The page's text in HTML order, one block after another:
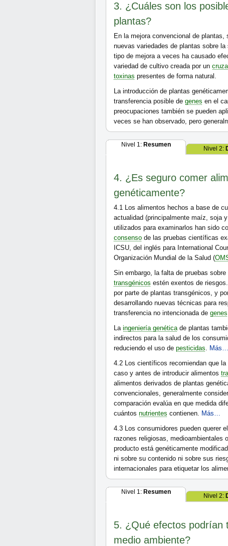
3. ¿Cuáles son los
plantas?
En la mejora convencional de
nuevas variedades de plantas sobre
tipo de mejora a veces ha causado
variedad de cultivo creada por un
toxinas presentes de forma natural.
La introducción de plantas
transferencia posible de genes en el
preocupaciones también se pueden
veces se han observado, pero
Nivel 1: Resumen
Nivel 2:
4. ¿Es seguro comer
genéticamente?
4.1 Los alimentos hechos a base de
actualidad (principalmente maíz, soja y
utilizados para examinarlos han sido
consenso de las pruebas científicas
ICSU, del inglés para International
Organización Mundial de la Salud (
Sin embargo, la falta de pruebas
transgénicos estén exentos de
por parte de plantas transgénicos, y
desarrollando nuevas técnicas para
transferencia no intencionada de genes
La ingeniería genéticade plantas
indirectos para la salud de los
reduciendo el uso de pesticidas. Más…
4.2 Los científicos recomiendan que
caso y antes de introducir alimentos
alimentos derivados de plantas
convencionales, generalmente
comparación evalúa en que medida
cuántos nutrientes contienen. Más…
4.3 Los consumidores pueden querer
razones religiosas, medioambientales
producto está genéticamente
ni sobre su contenido ni sobre sus
internacionales para etiquetar los
Nivel 1: Resumen
Nivel 2:
5. ¿Qué efectos podrían
medio ambiente?